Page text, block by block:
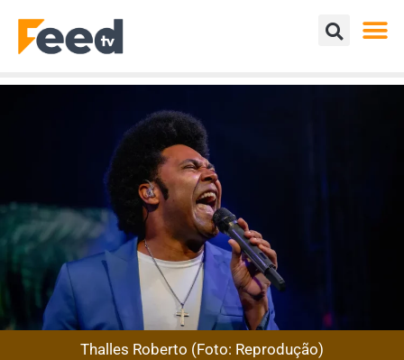
Thalles Roberto (Foto: Reprodução)